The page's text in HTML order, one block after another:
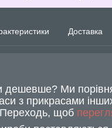
Доставка
Ми
з прикрасами
Переходь, щоб